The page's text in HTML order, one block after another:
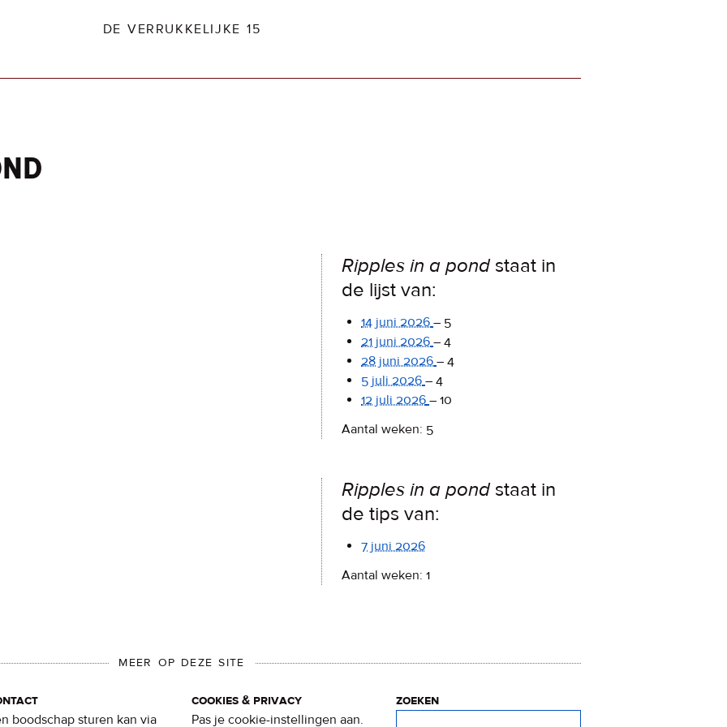
DE VERRUKKELIJKE 15
Ripples in a pondstaat in
de lijst van:
14 juni 2026 – 5
21 juni 2026 – 4
28 juni 2026 – 4
5 juli 2026 – 4
12 juli 2026 – 10
Aantal weken: 5
Ripples in a pondstaat in
de tips van:
7 juni 2026
Aantal weken: 1
MEER OP DEZE SITE
boodschap sturen kan via
cookies & privacy
Pas je cookie-instellingen aan.
zoeken